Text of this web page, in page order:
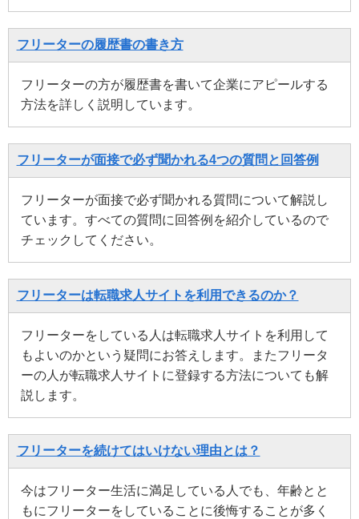
フリーターの履歴書の書き方
フリーターの方が履歴書を書いて企業にアピールする
方法を詳しく説明しています。
フリーターが面接で必ず聞かれる4つの質問と回答例
フリーターが面接で必ず聞かれる質問について解説し
ています。すべての質問に回答例を紹介しているので
チェックしてください。
フリーターは転職求人サイトを利用できるのか？
フリーターをしている人は転職求人サイトを利用して
もよいのかという疑問にお答えします。またフリータ
ーの人が転職求人サイトに登録する方法についても解
説します。
フリーターを続けてはいけない理由とは？
今はフリーター生活に満足している人でも、年齢とと
もにフリーターをしていることに後悔することが多く